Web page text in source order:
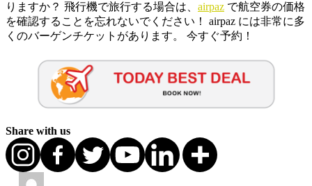
りますか？ 飛行機で旅行する場合は、 airpaz で航空券の価格
を確認することを忘れないでください！ airpaz には非常に多
くのバーゲンチケットがあります。 今すぐ予約！
Share with us